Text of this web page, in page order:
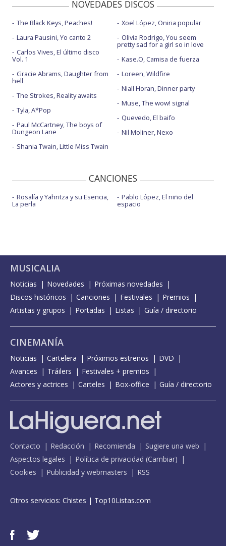
NOVEDADES DISCOS
The Black Keys, Peaches!
Laura Pausini, Yo canto 2
Carlos Vives, El último disco
Vol. 1
Gracie Abrams, Daughter from
hell
The Strokes, Reality awaits
Tyla, A*Pop
Paul McCartney, The boys of
Dungeon Lane
Shania Twain, Little Miss Twain
Xoel López, Oniria popular
Olivia Rodrigo, You seem
pretty sad for a girl so in love
Kase.O, Camisa de fuerza
Loreen, Wildfire
Niall Horan, Dinner party
Muse, The wow! signal
Quevedo, El baifo
Nil Moliner, Nexo
CANCIONES
Rosalía y Yahritza y su Esencia,
La perla
Pablo López, El niño del
espacio
MUSICALIA
Noticias Novedades
Próximas novedades
Discos históricos
Canciones Festivales
Premios
Artistas y grupos
Portadas Listas Guía / directorio
CINEMANÍA
Noticias Cartelera Próximos estrenos
DVD
Avances
Tráilers
Festivales + premios
Actores y actrices
Carteles Box-office Guía / directorio
Contacto Redacción Recomienda
Sugiere una web
Aspectos legales
Política de privacidad (Cambiar)
Cookies
Publicidad y webmasters RSS
Otros servicios: Chistes | Top10Listas.com